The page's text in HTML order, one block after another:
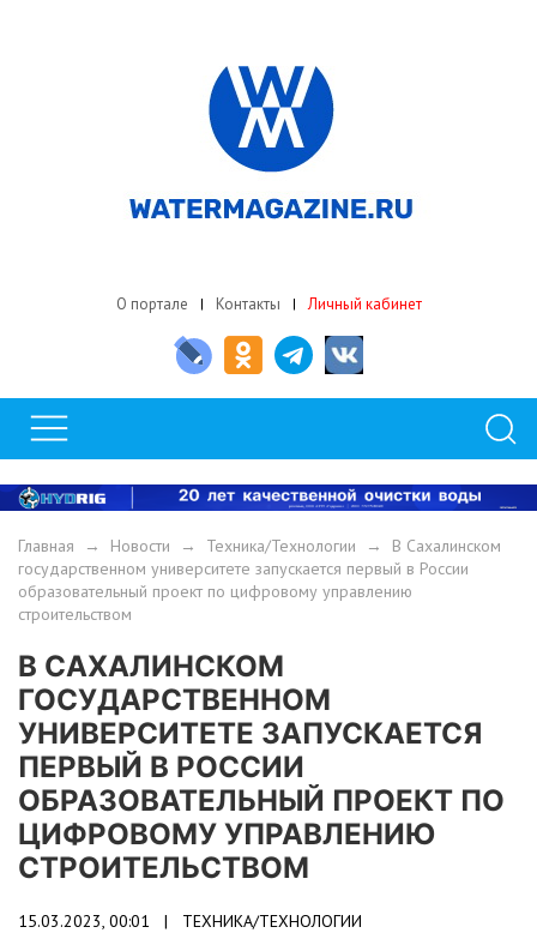
О портале Контакты Личный кабинет
Главная → Новости → Техника/Технологии → В Сахалинском
государственном университете запускается первый в России
образовательный проект по цифровому управлению
строительством
В САХАЛИНСКОМ
ГОСУДАРСТВЕННОМ
УНИВЕРСИТЕТЕ ЗАПУСКАЕТСЯ
ПЕРВЫЙ В РОССИИ
ОБРАЗОВАТЕЛЬНЫЙ ПРОЕКТ ПО
ЦИФРОВОМУ УПРАВЛЕНИЮ
СТРОИТЕЛЬСТВОМ
15.03.2023, 00:01 | ТЕХНИКА/ТЕХНОЛОГИИ